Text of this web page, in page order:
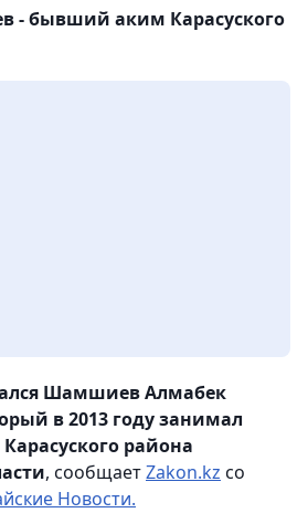
- бывший аким Карасуского
Шамшиев Алмабек
в 2013 году занимал
района
, сообщаетZakon.kz со
Новости.